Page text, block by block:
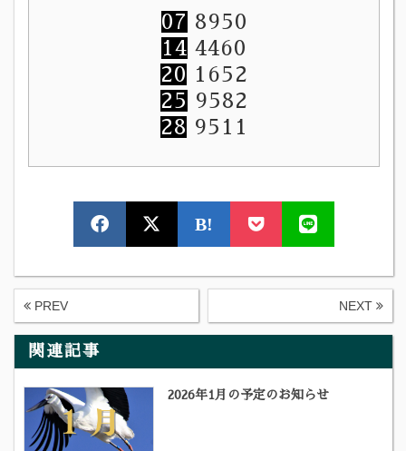
07 8950
14 4460
20 1652
25 9582
28 9511
B!
PREV NEXT
関連記事
2026年1月の予定のお知らせ